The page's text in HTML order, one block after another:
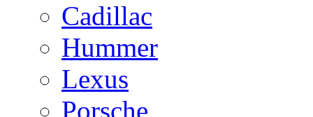
Cadillac
Hummer
Lexus
Porsche